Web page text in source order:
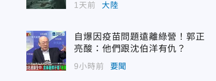
1天前 大陸
自爆因疫苗問題遠離綠營！郭正
亮酸：他們跟沈伯洋有仇？
9小時前 要聞